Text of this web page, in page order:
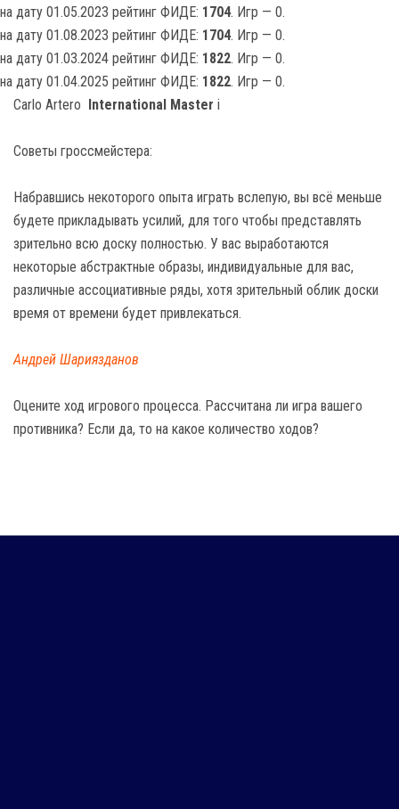
на дату 01.05.2023 рейтинг ФИДЕ: 1704. Игр — 0.
на дату 01.08.2023 рейтинг ФИДЕ: 1704. Игр — 0.
на дату 01.03.2024 рейтинг ФИДЕ: 1822. Игр — 0.
на дату 01.04.2025 рейтинг ФИДЕ: 1822. Игр — 0.
Carlo Artero International Master i
Советы гроссмейстера:
Набравшись некоторого опыта играть вслепую, вы всё меньше
будете прикладывать усилий, для того чтобы представлять
зрительно всю доску полностью. У вас выработаются
некоторые абстрактные образы, индивидуальные для вас,
различные ассоциативные ряды, хотя зрительный облик доски
время от времени будет привлекаться.
Андрей Шариязданов
Оцените ход игрового процесса. Рассчитана ли игра вашего
противника? Если да, то на какое количество ходов?